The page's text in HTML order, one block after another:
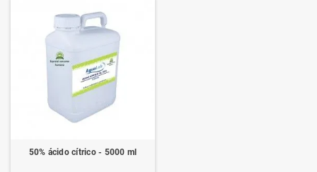
50% ácido cítrico - 5000 ml